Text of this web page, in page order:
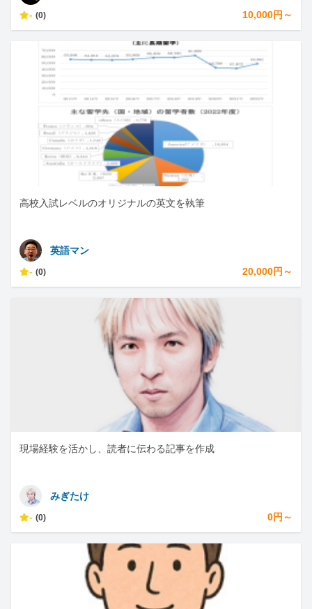
- (0) 10,000円～
高校入試レベルのオリジナルの英文を執筆
英語マン
- (0) 20,000円～
現場経験を活かし、読者に伝わる記事を作成
みぎたけ
- (0) 0円～